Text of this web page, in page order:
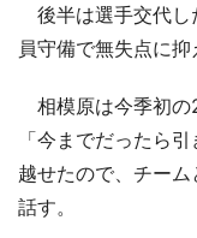
後半は選手交代し
員守備で無失点に抑
相模原は今季初の
「今までだったら
越せたので、チー
話す。